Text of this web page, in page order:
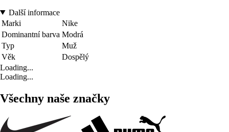
Další informace
Marki
Nike
Dominantní barva Modrá
Typ
Muž
Věk
Dospělý
Loading...
Loading...
Všechny naše značky